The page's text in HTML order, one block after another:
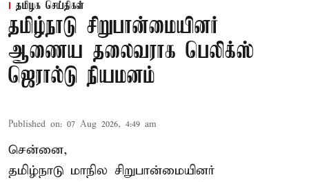
தமிழக செய்திகள்
தமிழ்நாடு சிறுபான்மையினர்
ஆணைய தலைவராக பெலிக்ஸ்
ஜெரால்டு நியமனம்
Published on: 07 Aug 2026, 4:49 am
சென்னை,
தமிழ்நாடு மாநில சிறுபான்மையினர்